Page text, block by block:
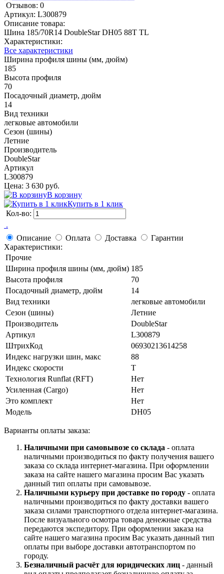
Отзывов: 0
Артикул: L300879
Описание товара:
Шина 185/70R14 DoubleStar DH05 88T TL
Характеристики:
Все характеристики
Ширина профиля шины (мм, дюйм)
185
Высота профиля
70
Посадочный диаметр, дюйм
14
Вид техники
легковые автомобили
Сезон (шины)
Летние
Производитель
DoubleStar
Артикул
L300879
Цена: 3 630 руб.
В корзину
Купить в 1 клик
Кол-во:
 .
Описание
Оплата Доставка
Гарантии
Характеристики:
Прочие
Ширина профиля шины (мм, дюйм) 185
Высота профиля
70
Посадочный диаметр, дюйм
14
Вид техники
легковые автомобили
Сезон (шины)
Летние
Производитель
DoubleStar
Артикул
L300879
ШтрихКод
06930213614258
Индекс нагрузки шин, макс
88
Индекс скорости
T
Технология Runflat (RFT)
Нет
Усиленная (Cargo)
Нет
Это комплект
Нет
Модель
DH05
Варианты оплаты заказа:
Наличными при самовывозе со склада - оплата
наличными производиться по факту получения вашего
заказа со склада интернет-магазина. При оформлении
заказа на сайте нашего магазина просим Вас указать
данный тип оплаты при самовывозе.
Наличными курьеру при доставке по городу - оплата
наличными производиться по факту доставки вашего
заказа силами транспортного отдела интернет-магазина.
После визуального осмотра товара денежные средства
передаются экспедитору. При оформлении заказа на
сайте нашего магазина просим Вас указать данный тип
оплаты при выборе доставки автотранспортом по
городу.
Безналичный расчёт для юридических лиц - данный